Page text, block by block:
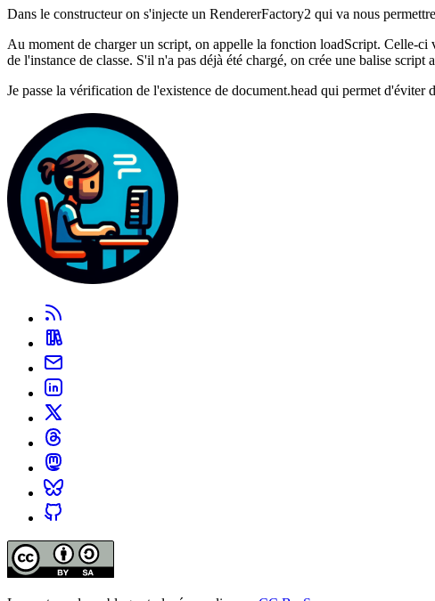
Dans le constructeur on s'injecte un RendererFactory2 qui va nous
Au moment de charger un script, on appelle la fonction loadScript. Celle-ci
de l'instance de classe. S'il n'a pas déjà été chargé, on crée une balise
Je passe la vérification de l'existence de document.head qui permet d'éviter